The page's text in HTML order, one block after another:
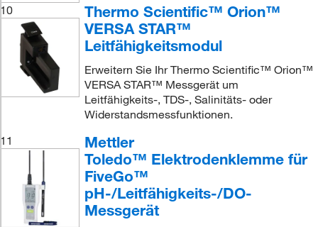
10
Thermo Scientific™ Orion™
VERSA STAR™
Leitfähigkeitsmodul
Erweitern Sie Ihr Thermo Scientific™ Orion™
VERSA STAR™ Messgerät um
Leitfähigkeits-, TDS-, Salinitäts- oder
Widerstandsmessfunktionen.
11
Mettler
Toledo™ Elektrodenklemme für
FiveGo™
pH-/Leitfähigkeits-/DO-
Messgerät